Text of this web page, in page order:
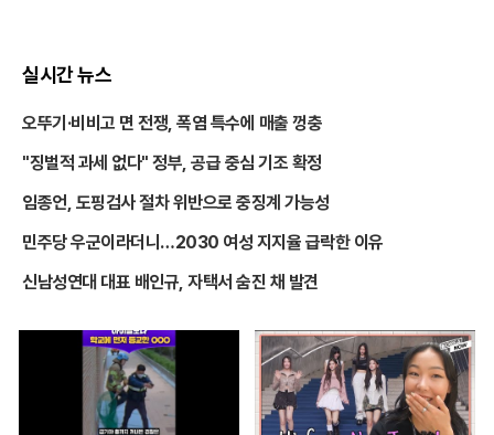
실시간 뉴스
오뚜기·비비고 면 전쟁, 폭염 특수에 매출 껑충
"징벌적 과세 없다" 정부, 공급 중심 기조 확정
임종언, 도핑검사 절차 위반으로 중징계 가능성
민주당 우군이라더니…2030 여성 지지율 급락한 이유
신남성연대 대표 배인규, 자택서 숨진 채 발견